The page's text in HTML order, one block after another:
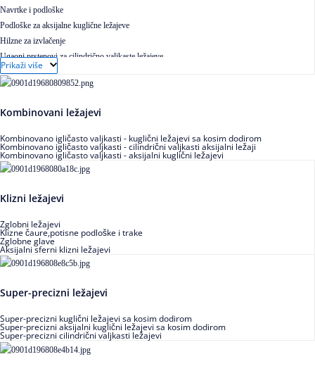
Navrtke i podloške
Podloške za aksijalne kuglične ležajeve
Hilzne za izvlačenje
Ugaoni prstenovi za cilindrično valjkaste ležajeve
Prikaži više
Kombinovani ležajevi
Kombinovano igličasto valjkasti - kuglični ležajevi sa kosim dodirom
Kombinovano igličasto valjkasti - cilindrični valjkasti aksijalni ležaji
Kombinovano igličasto valjkasti - aksijalni kuglični ležajevi
Klizni ležajevi
Zglobni ležajevi
Klizne čaure,potisne podloške i trake
Zglobne glave
Aksijalni sferni klizni ležajevi
Super-precizni ležajevi
Super-precizni kuglični ležajevi sa kosim dodirom
Super-precizni aksijalni kuglični ležajevi sa kosim dodirom
Super-precizni cilindrični valjkasti ležajevi